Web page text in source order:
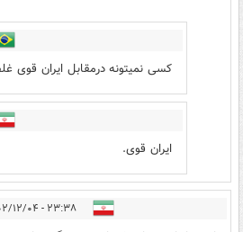
کسی نمیتونه درمقابل ایران قوی
ایران قوی.
۲۳:۳۸ - ۱۴۰۲/۱۲/۰۴